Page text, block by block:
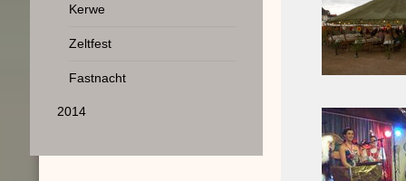
Kerwe
Zeltfest
Fastnacht
2014